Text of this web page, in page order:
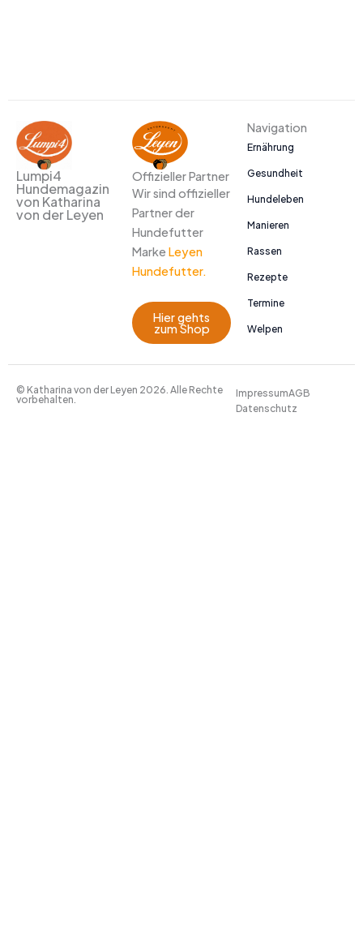
Lumpi4
Hundemagazin
von Katharina
von der Leyen
Offizieller Partner
Wir sind offizieller
Partner der
Hundefutter
Marke Leyen
Hundefutter.
Hier gehts
zum Shop
Navigation
Ernährung
Gesundheit
Hundeleben
Manieren
Rassen
Rezepte
Termine
Welpen
© Katharina von der Leyen 2026. Alle Rechte
vorbehalten.
ImpressumAGB
Datenschutz